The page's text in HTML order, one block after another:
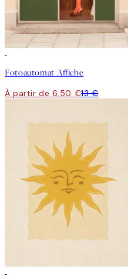
Fotoautomat Affiche
À partir de 6,50 €13 €